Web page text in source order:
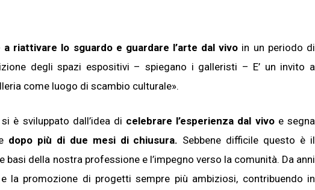
riattivare lo sguardo e guardare l’arte dal vivo in un periodo di
degli spazi espositivi – spiegano i galleristi – E’ un invito a
come luogo di scambio culturale».
è sviluppato dall’idea di celebrare l’esperienza dal vivoe segna
dopo più di due mesi di chiusura. Sebbene difficile questo è il
della nostra professione e l’impegno verso la comunità. Da anni
promozione di progetti sempre più ambiziosi, contribuendo in